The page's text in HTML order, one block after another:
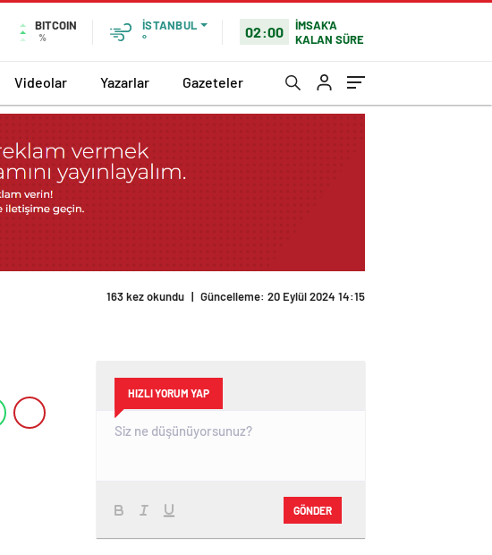
BITCOIN
%
İSTANBUL
°
02:00
İMSAK'A
KALAN SÜRE
Videolar Yazarlar Gazeteler
163 kez okundu | Güncelleme: 20 Eylül 2024 14:15
HIZLI YORUM YAP
GÖNDER